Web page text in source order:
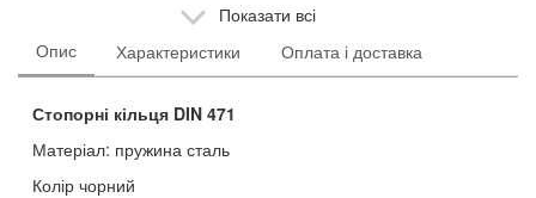
Показати всі
Опис
Характеристики Оплата і доставка
Стопорні кільця DIN 471
Матеріал: пружина сталь
Колір чорний